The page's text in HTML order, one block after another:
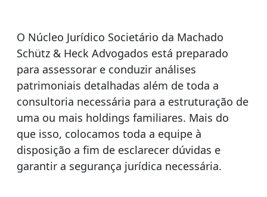
O Núcleo Jurídico Societário da Machado
Schütz & Heck Advogados está preparado
para assessorar e conduzir análises
patrimoniais detalhadas além de toda a
consultoria necessária para a estruturação de
uma ou mais holdings familiares. Mais do
que isso, colocamos toda a equipe à
disposição a fim de esclarecer dúvidas e
garantir a segurança jurídica necessária.